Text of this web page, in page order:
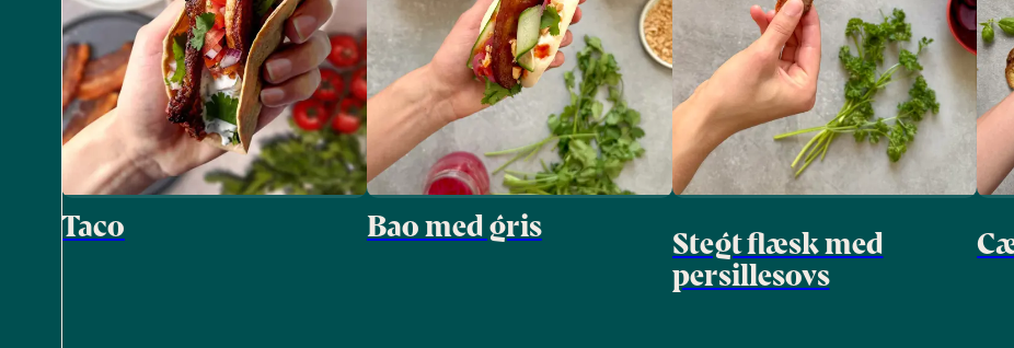
Taco Bao med gris
Stegt flæsk med
persillesovs